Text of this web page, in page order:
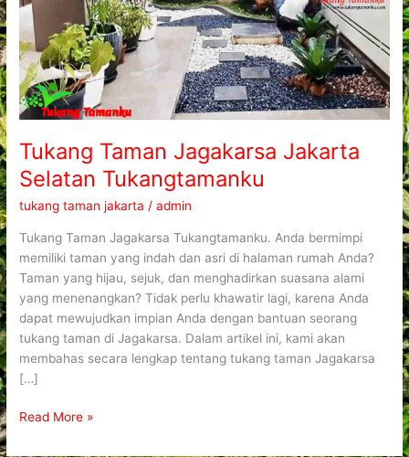
Tukang Taman Jagakarsa Jakarta
Selatan Tukangtamanku
tukang taman jakarta /admin
Tukang Taman Jagakarsa Tukangtamanku. Anda bermimpi
memiliki taman yang indah dan asri di halaman rumah Anda?
Taman yang hijau, sejuk, dan menghadirkan suasana alami
yang menenangkan? Tidak perlu khawatir lagi, karena Anda
dapat mewujudkan impian Anda dengan bantuan seorang
tukang taman di Jagakarsa. Dalam artikel ini, kami akan
membahas secara lengkap tentang tukang taman Jagakarsa
[…]
Read More »